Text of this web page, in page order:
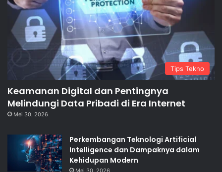
Tips Tekno
Keamanan Digital dan Pentingnya
Melindungi Data Pribadi di Era Internet
Mei 30, 2026
Perkembangan Teknologi Artificial
Intelligence dan Dampaknya dalam
Kehidupan Modern
Mei 30, 2026